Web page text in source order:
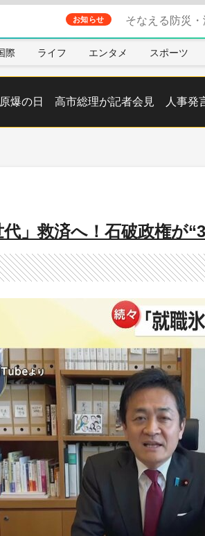
お知らせ そなえる防災・
際 ライフ エンタメ スポーツ
原爆の日 高市総理が記者会見 人事発
代」救済へ！石破政権